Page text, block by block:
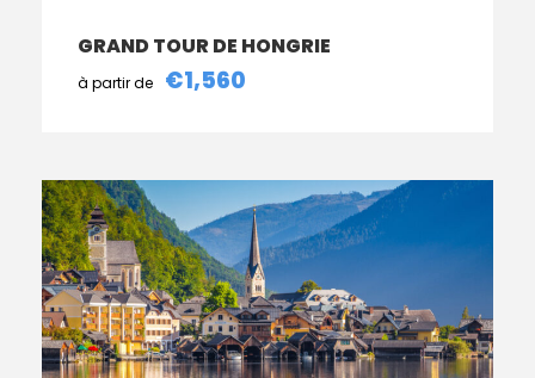
GRAND TOUR DE HONGRIE
€1,560